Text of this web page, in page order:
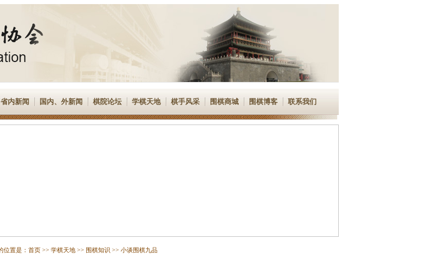
省内新闻 国内、外新闻 棋院论坛 学棋天地 棋手风采 围棋商城 围棋博客 联系我们
位置是： 首页 >> 学棋天地 >> 围棋知识 >> 小谈围棋九品